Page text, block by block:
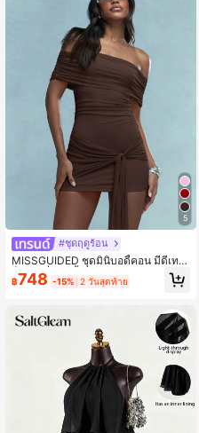
5
#ชุดฤดูร้อน
MISSGUIDED ชุดมินิบอดี้คอน มีดีเทลเ
ป็นปม ที่เอว เนื้อวอร์ด
฿748 -15% 2 วันสุดท้าย